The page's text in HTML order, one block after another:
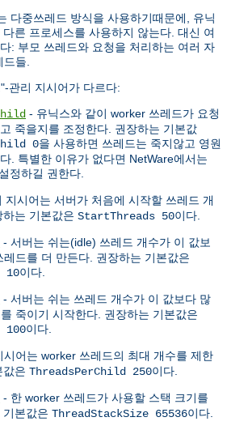
다중쓰레드 방식을 사용하기때문에, 유닉
른 프로세스를 사용하지 않는다. 대신 여
: 부모 쓰레드와 요청을 처리하는 여러 자
들.
관리 지시어가 다르다:
- 유닉스와 같이 worker 쓰레드가 요청
죽을지를 조정한다. 권장하는 기본값
0을 사용하면 쓰레드는 죽지않고 영원
. 특별한 이유가 없다면 NetWare에서는
정하길 권한다.
지시어는 서버가 처음에 시작할 쓰레드 개
는 기본값은 StartThreads 50이다.
- 서버는 쉬는(idle) 쓰레드 개수가 이 값보
드를 더 만든다. 권장하는 기본값은
10이다.
- 서버는 쉬는 쓰레드 개수가 이 값보다 많
죽이기 시작한다. 권장하는 기본값은
100이다.
시어는 worker 쓰레드의 최대 개수를 제한
값은 ThreadsPerChild 250이다.
- 한 worker 쓰레드가 사용할 스택 크기를
본값은 ThreadStackSize 65536이다.